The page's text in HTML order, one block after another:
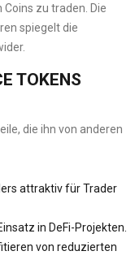
zu traden. Die
spiegelt die
TOKENS
die ihn von anderen
attraktiv für Trader
in DeFi-Projekten.
von reduzierten